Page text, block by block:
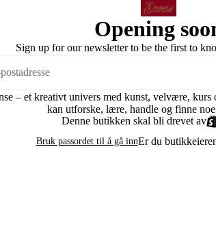
Opening
Sign up for our newsletter to be the first to
– et kreativt univers med kunst, velvære,
kan utforske, lære, handle og finne
Denne butikken skal bli drevet av
Bruk passordet til å gå innEr du